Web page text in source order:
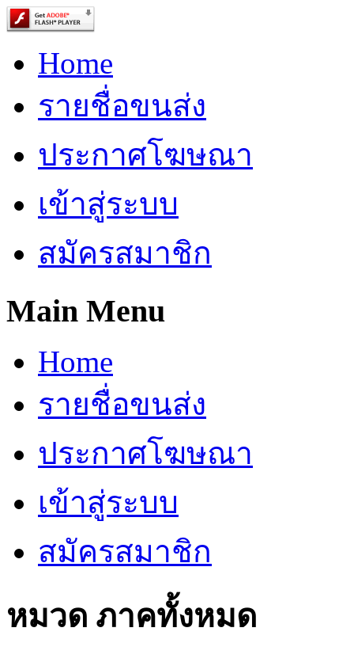
Home
รายชื่อขนส่ง
ประกาศโฆษณา
เข้าสู่ระบบ
สมัครสมาชิก
Main Menu
Home
รายชื่อขนส่ง
ประกาศโฆษณา
เข้าสู่ระบบ
สมัครสมาชิก
หมวด ภาคทั้งหมด